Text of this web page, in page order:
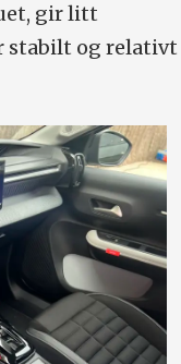
gir litt
stabilt og relativt